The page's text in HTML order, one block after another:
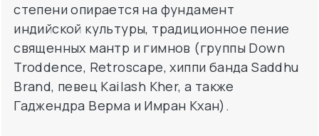
степени опирается на фундамент
индийской культуры, традиционное пение
священных мантр и гимнов (группы Down
Troddence, Retroscape, хиппи банда Saddhu
Brand, певец Kailash Kher, а также
Гаджендра Верма и Имран Кхан).